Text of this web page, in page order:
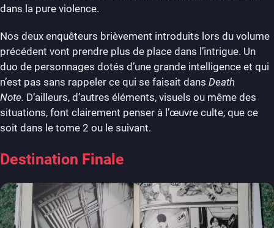
dans la pure violence.
Nos deux enquêteurs brièvement introduits lors du volume
précédent vont prendre plus de place dans l’intrigue. Un
duo de personnages dotés d’une grande intelligence et qui
n’est pas sans rappeler ce qui se faisait dans Death
Note. D’ailleurs, d’autres éléments, visuels ou même des
situations, font clairement penser à l’œuvre culte, que ce
soit dans le tome 2 ou le suivant.
Destination Finale